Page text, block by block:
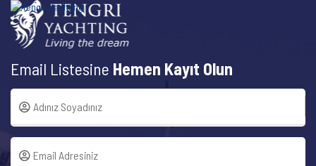
Email Listesine Hemen Kayıt Olun